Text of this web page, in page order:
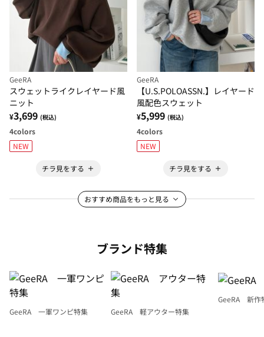
GeeRA
スウェットライクレイヤード風
ニット
¥3,699 (税込)
4colors
NEW
チラ見をする
GeeRA
【U.S.POLOASSN.】レイヤード
風配色スウェット
¥5,999 (税込)
4colors
NEW
チラ見をする
おすすめ商品をもっと見る
ブランド特集
GeeRA 一軍ワンピ特集 GeeRA 軽アウター特集
GeeRA 新作